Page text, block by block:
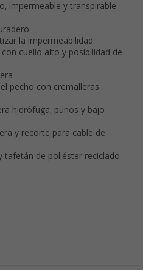
impermeable y transpirable -
la impermeabilidad
cuello alto y posibilidad de
pecho con cremalleras
hidrófuga, puños y bajo
y recorte para cable de
tafetán de poliéster reciclado